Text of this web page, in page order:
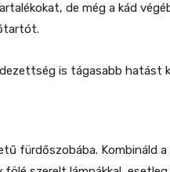
de még a kád
is tágasabb hatást
fürdőszobába. Kombináld